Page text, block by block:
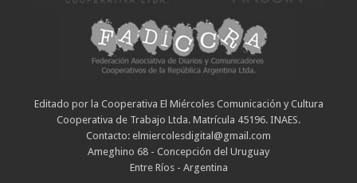
Editado por la Cooperativa El Miércoles Comunicación y Cultura
Cooperativa de Trabajo Ltda. Matrícula 45196. INAES.
Contacto: elmiercolesdigital@gmail.com
Ameghino 68 - Concepción del Uruguay
Entre Ríos - Argentina